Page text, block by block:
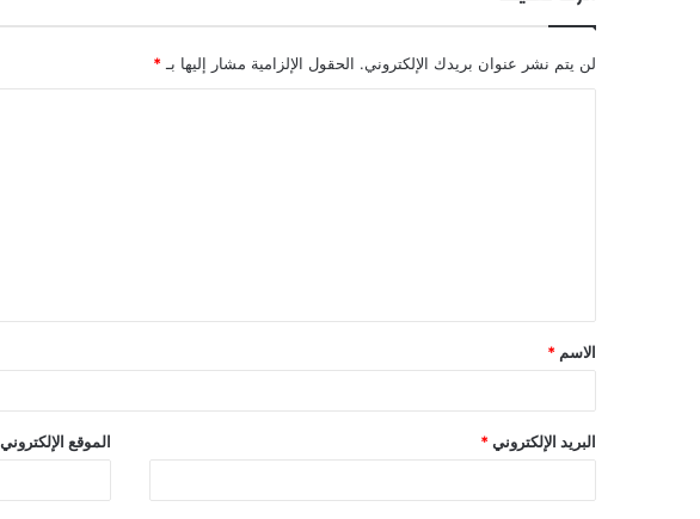
لن يتم نشر عنوان بريدك الإلكتروني. الحقول الإلزامية مشار إليها بـ *
ق
*
الاسم *
البريد الإلكتروني * الموقع الإلكتروني